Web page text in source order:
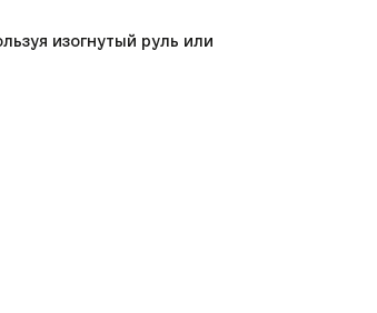
изогнутый руль или